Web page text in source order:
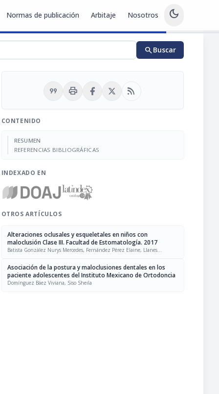
Normas de publicación Arbitaje Nosotros dark_mode
searchBuscar
format_quote print rss_feed
CONTENIDO
RESUMEN
REFERENCIAS BIBLIOGRÁFICAS
INDEXADO EN
OTROS ARTÍCULOS
Alteraciones oclusales y esqueletales en niños con
maloclusión Clase III. Facultad de Estomatología. 2017
Batista González Nurys Mercedes, Fernández Pérez Elaine, Llanes
Asociación de la postura y maloclusiones dentales en los
paciente adolescentes del Instituto Mexicano de Ortodoncia
Domínguez Báez Viviana, Siso Sheila